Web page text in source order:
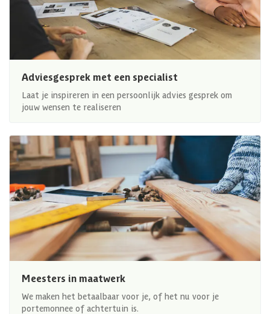
Adviesgesprek met een specialist
Laat je inspireren in een persoonlijk advies gesprek om
jouw wensen te realiseren
Meesters in maatwerk
We maken het betaalbaar voor je, of het nu voor je
portemonnee of achtertuin is.